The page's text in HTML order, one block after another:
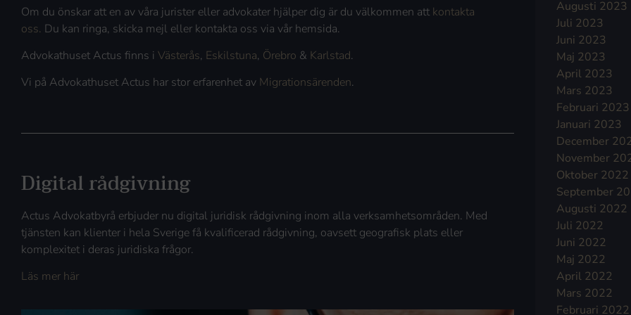
Om du önskar att en av våra jurister eller advokater hjälper dig är du välkommen att kontakta
oss. Du kan ringa, skicka mejl eller kontakta oss via vår hemsida.
Advokathuset Actus finns i Västerås, Eskilstuna, Örebro & Karlstad.
Vi på Advokathuset Actus har stor erfarenhet av Migrationsärenden.
Digital rådgivning
Actus Advokatbyrå erbjuder nu digital juridisk rådgivning inom alla verksamhetsområden. Med
tjänsten kan klienter i hela Sverige få kvalificerad rådgivning, oavsett geografisk plats eller
komplexitet i deras juridiska frågor.
Läs mer här
Augusti 2023
Juli 2023
Juni 2023
Maj 2023
April 2023
Mars 2023
Februari 2023
Januari 2023
December
November
Oktober 2022
September
Augusti 2022
Juli 2022
Juni 2022
Maj 2022
April 2022
Mars 2022
Februari 2022